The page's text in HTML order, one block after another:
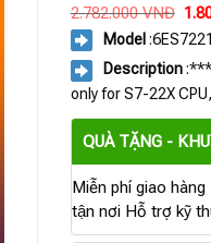
2.782.000VNĐ Giá
gốc
là:
Model :
Description
only for S7-22X
QUÀ TẶNG -
Miễn phí giao
tận nơi Hỗ trợ kỹ